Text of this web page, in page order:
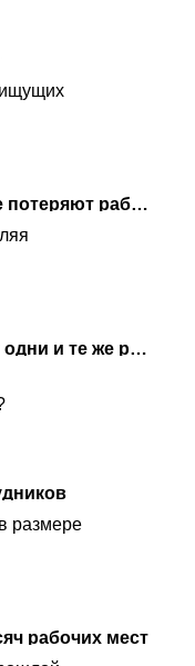
ищущих
Массовые увольнения в Dell: сколько человек в Израиле потеряют работу
Не "корона", так война: от кризисов в Израиле страдают одни и те же работники
размере
рабочих мест